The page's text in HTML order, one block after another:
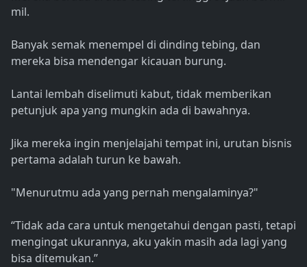
mil.
Banyak semak menempel di dinding tebing, dan
mereka bisa mendengar kicauan burung.
Lantai lembah diselimuti kabut, tidak memberikan
petunjuk apa yang mungkin ada di bawahnya.
Jika mereka ingin menjelajahi tempat ini, urutan bisnis
pertama adalah turun ke bawah.
"Menurutmu ada yang pernah mengalaminya?"
“Tidak ada cara untuk mengetahui dengan pasti, tetapi
mengingat ukurannya, aku yakin masih ada lagi yang
bisa ditemukan.”